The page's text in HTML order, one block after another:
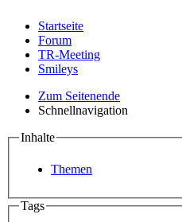
Startseite
Forum
TR-Meeting
Smileys
Zum Seitenende
Schnellnavigation
Inhalte
Themen
Tags